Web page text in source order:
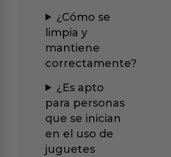
¿Cómo se
limpia y
mantiene
correctamente?
¿Es apto
para personas
que se inician
en el uso de
juguetes